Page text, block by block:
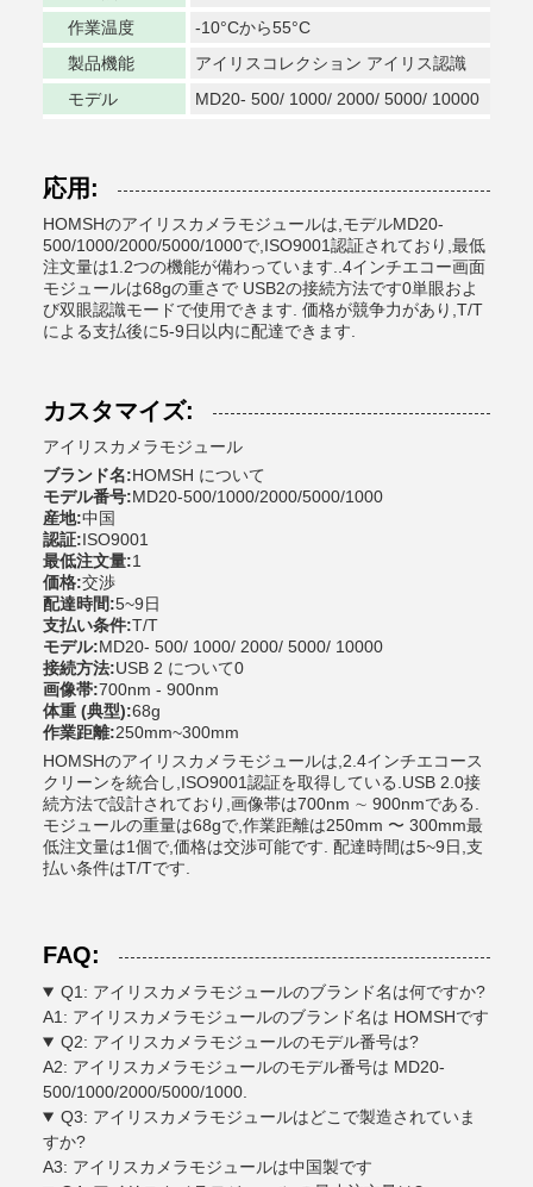
作業温度
-10°Cから55°C
製品機能
アイリスコレクション アイリス認識
モデル
MD20- 500/ 1000/ 2000/ 5000/ 10000
応用:
HOMSHのアイリスカメラモジュールは,モデルMD20-
500/1000/2000/5000/1000で,ISO9001認証されており,最低
注文量は1.2つの機能が備わっています..4インチエコー画面
モジュールは68gの重さで USB2の接続方法です0単眼およ
び双眼認識モードで使用できます. 価格が競争力があり,T/T
による支払後に5-9日以内に配達できます.
カスタマイズ:
アイリスカメラモジュール
ブランド名:HOMSH について
モデル番号:MD20-500/1000/2000/5000/1000
産地:中国
認証:ISO9001
最低注文量:1
価格:交渉
配達時間:5~9日
支払い条件:T/T
モデル:MD20- 500/ 1000/ 2000/ 5000/ 10000
接続方法:USB 2 について0
画像帯:700nm - 900nm
体重 (典型):68g
作業距離:250mm~300mm
HOMSHのアイリスカメラモジュールは,2.4インチエコース
クリーンを統合し,ISO9001認証を取得している.USB 2.0接
続方法で設計されており,画像帯は700nm ∼ 900nmである.
モジュールの重量は68gで,作業距離は250mm 〜 300mm最
低注文量は1個で,価格は交渉可能です. 配達時間は5~9日,支
払い条件はT/Tです.
FAQ:
Q1: アイリスカメラモジュールのブランド名は何ですか?
A1: アイリスカメラモジュールのブランド名は HOMSHです
Q2: アイリスカメラモジュールのモデル番号は?
A2: アイリスカメラモジュールのモデル番号は MD20-
500/1000/2000/5000/1000.
Q3: アイリスカメラモジュールはどこで製造されていま
すか?
A3: アイリスカメラモジュールは中国製です